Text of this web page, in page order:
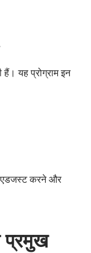
यह प्रोग्राम इन
एडजस्ट करने और
प्रमुख